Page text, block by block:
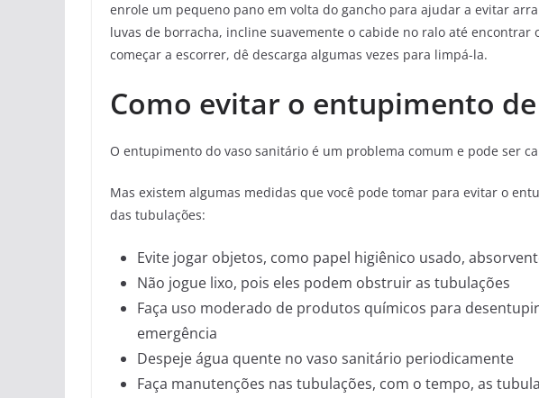
enrole um pequeno pano em volta do gancho para ajudar a evitar
luvas de borracha, incline suavemente o cabide no ralo até encontrar
começar a escorrer, dê descarga algumas vezes para limpá-la.
Como evitar o entupimento
O entupimento do vaso sanitário é um problema comum e pode ser
Mas existem algumas medidas que você pode tomar para evitar o
das tubulações:
Evite jogar objetos, como papel higiênico usado,
Não jogue lixo, pois eles podem obstruir as tubulações
Faça uso moderado de produtos químicos para
emergência
Despeje água quente no vaso sanitário periodicamente
Faça manutenções nas tubulações, com o tempo, as